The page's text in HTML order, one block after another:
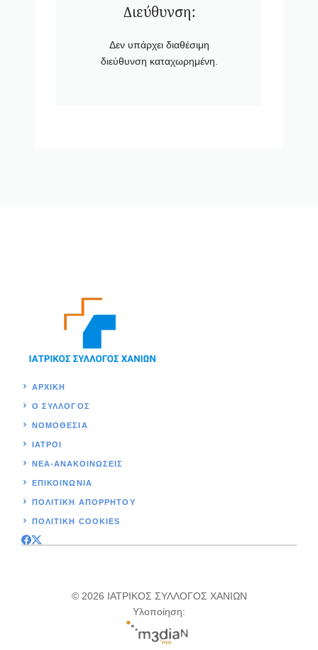
Διεύθυνση:
Δεν υπάρχει διαθέσιμη
διεύθυνση καταχωρημένη.
ΑΡΧΙΚΉ
Ο ΣΥΛΛΟΓΟΣ
ΝΟΜΟΘΕΣΊΑ
ΙΑΤΡΟΙ
ΝΕΑ-ΑΝΑΚΟΙΝΩΣΕΙΣ
ΕΠΙΚΟΙΝΩΝΊΑ
ΠΟΛΙΤΙΚΉ ΑΠΟΡΡΗΤΟΥ
ΠΟΛΙΤΙΚΗ COOKIES
© 2026 ΙΑΤΡΙΚΟΣ ΣΥΛΛΟΓΟΣ ΧΑΝΙΩΝ
Υλοποίηση: